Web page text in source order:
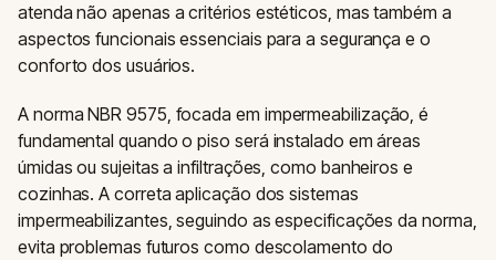
atenda não apenas a critérios estéticos, mas também a
aspectos funcionais essenciais para a segurança e o
conforto dos usuários.
A norma NBR 9575, focada em impermeabilização, é
fundamental quando o piso será instalado em áreas
úmidas ou sujeitas a infiltrações, como banheiros e
cozinhas. A correta aplicação dos sistemas
impermeabilizantes, seguindo as especificações da norma,
evita problemas futuros como descolamento do